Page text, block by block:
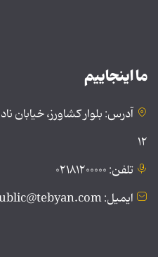
ما اینجاییم
آدرس: بلوار کشاورز،
۱۲
تلفن: ۰۲۱۸۱۲۰۰۰۰۰
ایمیل: public@tebyan.com